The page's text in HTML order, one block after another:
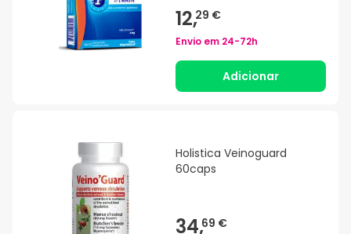
12,29 €
Envio em 24-72h
Adicionar
Holistica Veinoguard
60caps
34,69 €